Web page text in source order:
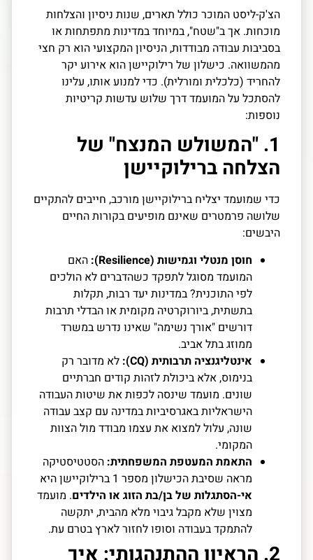
הצ'ק-ליסט המוכר כולל תארים, שנות ניסיון והצלחות
מוכחות. אך ב"שטח", במיוחד במדינות מתפתחות או
בסביבות עבודה מבודדות, הניסיון המקצועי הוא רק חצי
מהמשוואה. כישלון של רילוקיישן הוא אירוע יקר
להחריד (כלכלית ומורלית). כדי למנוע אותו, עלינו
להסתכל על המועמד דרך שלוש עדשות קריטיות
נוספות:
1. "המשולש המנצח" של
הצלחה ברילוקיישן
כדי שמועמד יצליח ברילוקיישן מורכב, חייבים להתקיים
שלושה פרמטרים שאינם מופיעים בקורות החיים
היבשים:
חוסן מנטלי וגמישות (Resilience):
האם
המועמד מסוגל לתפקד כשהדברים לא הולכים
לפי התוכנית? במדינות יעד רבות, תקלות
בתשתית, ביורוקרטיה מקומית או הבדלי תרבות
דורשים "אורך נשימה" שאינו נדרש במשרד
ממוזג בתל אביב.
אינטליגנציה תרבותית (CQ):
לא מדובר רק
בנימוס, אלא ביכולת לזהות קודים חברתיים
שונים. מועמד שינסה לכפות את שיטות העבודה
הישראליות באגרסיביות במדינה עם קצב עבודה
שונה, עלול למצוא את עצמו מבודד מול הצוות
המקומי.
התאמת המעטפת המשפחתית: הסטטיסטיקה
מראה שסיבת הכישלון מספר 1 ברילוקיישן היא
אי-הסתגלות של בן/בת הזוג או הילדים. מועמד
מצוין שלא מקבל גיבוי מלא מהבית, יתקשה
להתמקד בעבודה וסופו לחזור לארץ בטרם עת.